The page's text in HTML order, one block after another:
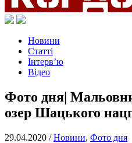
Новини
Статті
Інтерв’ю
Відео
Фото дня|
озер Шацького
29.04.2020 /Новини, Фото дня